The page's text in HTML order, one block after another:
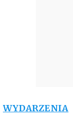
WYDARZENIA